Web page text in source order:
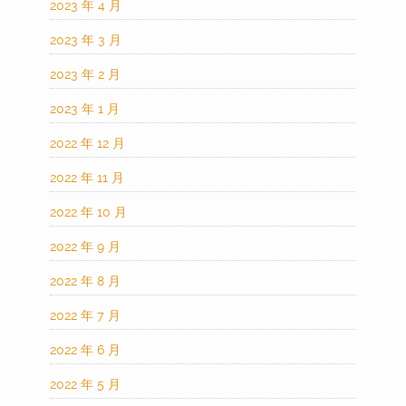
2023 年 4 月
2023 年 3 月
2023 年 2 月
2023 年 1 月
2022 年 12 月
2022 年 11 月
2022 年 10 月
2022 年 9 月
2022 年 8 月
2022 年 7 月
2022 年 6 月
2022 年 5 月